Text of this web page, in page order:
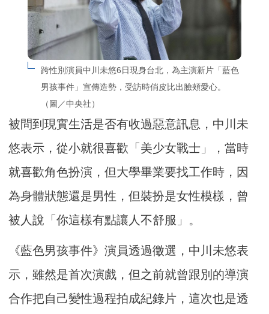
跨性別演員中川未悠6日現身台北，為主演新片「藍色
男孩事件」宣傳造勢，受訪時俏皮比出臉頰愛心。
（圖／中央社）
被問到現實生活是否有收過惡意訊息，中川未
悠表示，從小就很喜歡「美少女戰士」，當時
就喜歡角色扮演，但大學畢業要找工作時，因
為身體狀態還是男性，但裝扮是女性模樣，曾
被人說「你這樣有點讓人不舒服」。
《藍色男孩事件》演員透過徵選，中川未悠表
示，雖然是首次演戲，但之前就曾跟別的導演
合作把自己變性過程拍成紀錄片，這次也是透